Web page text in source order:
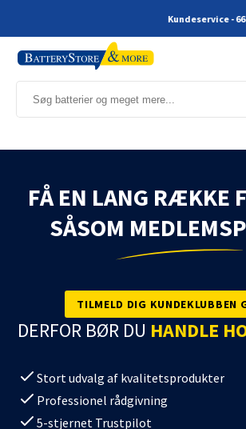
Kundeservice - 66 11 61
FÅ EN LANG RÆKKE
SÅSOM
TILMELD DIG KUNDEKLUBBEN
DERFOR BØR DU HANDLE
Stort udvalg af kvalitetsprodukter
Professionel rådgivning
5-stjernet Trustpilot